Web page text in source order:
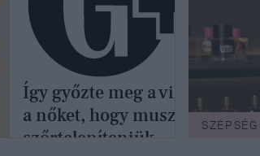
Így győzte meg a világ
a nőket, hogy muszáj
szőrteleníteniük
SZÉPSÉG